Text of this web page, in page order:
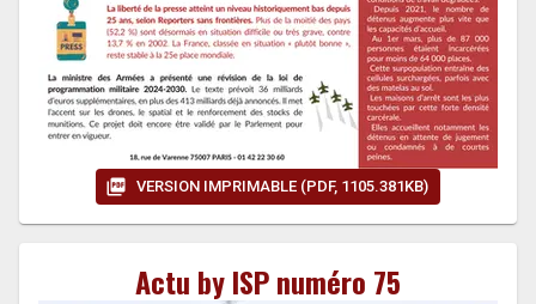
VERSION IMPRIMABLE (PDF, 1105.381KB)
Actu by ISP numéro 75